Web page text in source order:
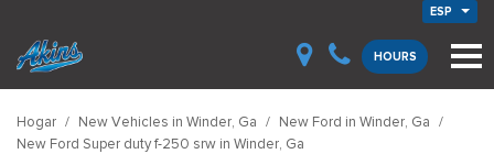
ESP
HOURS
Hogar / New Vehicles in Winder, Ga / New Ford in Winder, Ga /
New Ford Super duty f-250 srw in Winder, Ga